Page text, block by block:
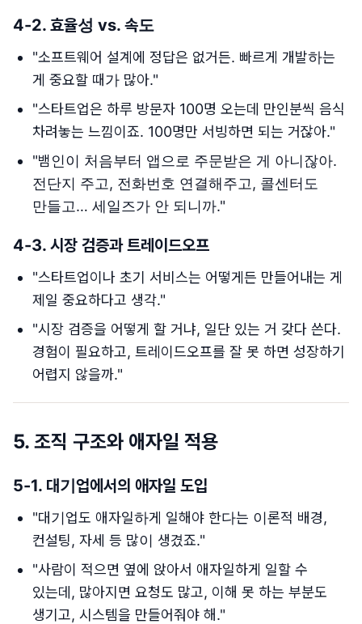
4-2. 효율성 vs. 속도
"소프트웨어 설계에 정답은 없거든. 빠르게 개발하는
게 중요할 때가 많아."
"스타트업은 하루 방문자 100명 오는데 만인분씩 음식
차려놓는 느낌이죠. 100명만 서빙하면 되는 거잖아."
"뱀인이 처음부터 앱으로 주문받은 게 아니잖아.
전단지 주고, 전화번호 연결해주고, 콜센터도
만들고… 세일즈가 안 되니까."
4-3. 시장 검증과 트레이드오프
"스타트업이나 초기 서비스는 어떻게든 만들어내는 게
제일 중요하다고 생각."
"시장 검증을 어떻게 할 거냐, 일단 있는 거 갖다 쓴다.
경험이 필요하고, 트레이드오프를 잘 못 하면 성장하기
어렵지 않을까."
5. 조직 구조와 애자일 적용
5-1. 대기업에서의 애자일 도입
"대기업도 애자일하게 일해야 한다는 이론적 배경,
컨설팅, 자세 등 많이 생겼죠."
"사람이 적으면 옆에 앉아서 애자일하게 일할 수
있는데, 많아지면 요청도 많고, 이해 못 하는 부분도
생기고, 시스템을 만들어줘야 해."